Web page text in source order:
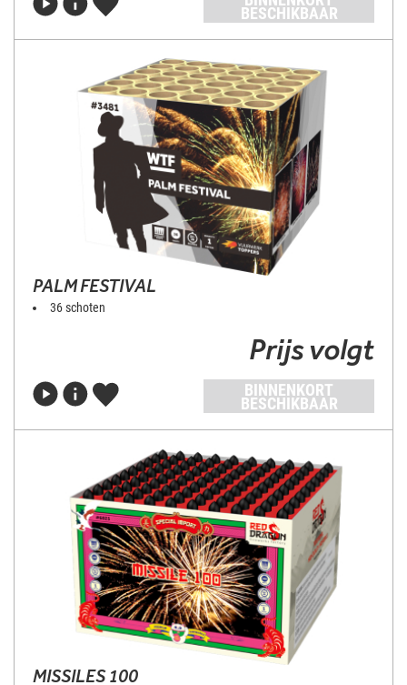
BESCHIKBAAR
PALM FESTIVAL
36 schoten
Prijs volgt
BINNENKORT
BESCHIKBAAR
MISSILES 100